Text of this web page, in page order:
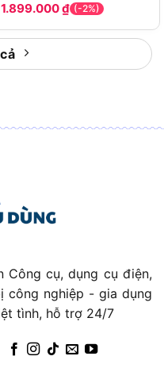
trội, Bộ lưỡi cưa sắt
cao nhờ chất liệu
phẩm không chỉ
suất cắt vượt trội. Cụ
và tính năng chi
1.899.000₫ (-2%)
Công cụ, dụng cụ điện,
công nghiệp - gia dụng
tình, hỗ trợ 24/7